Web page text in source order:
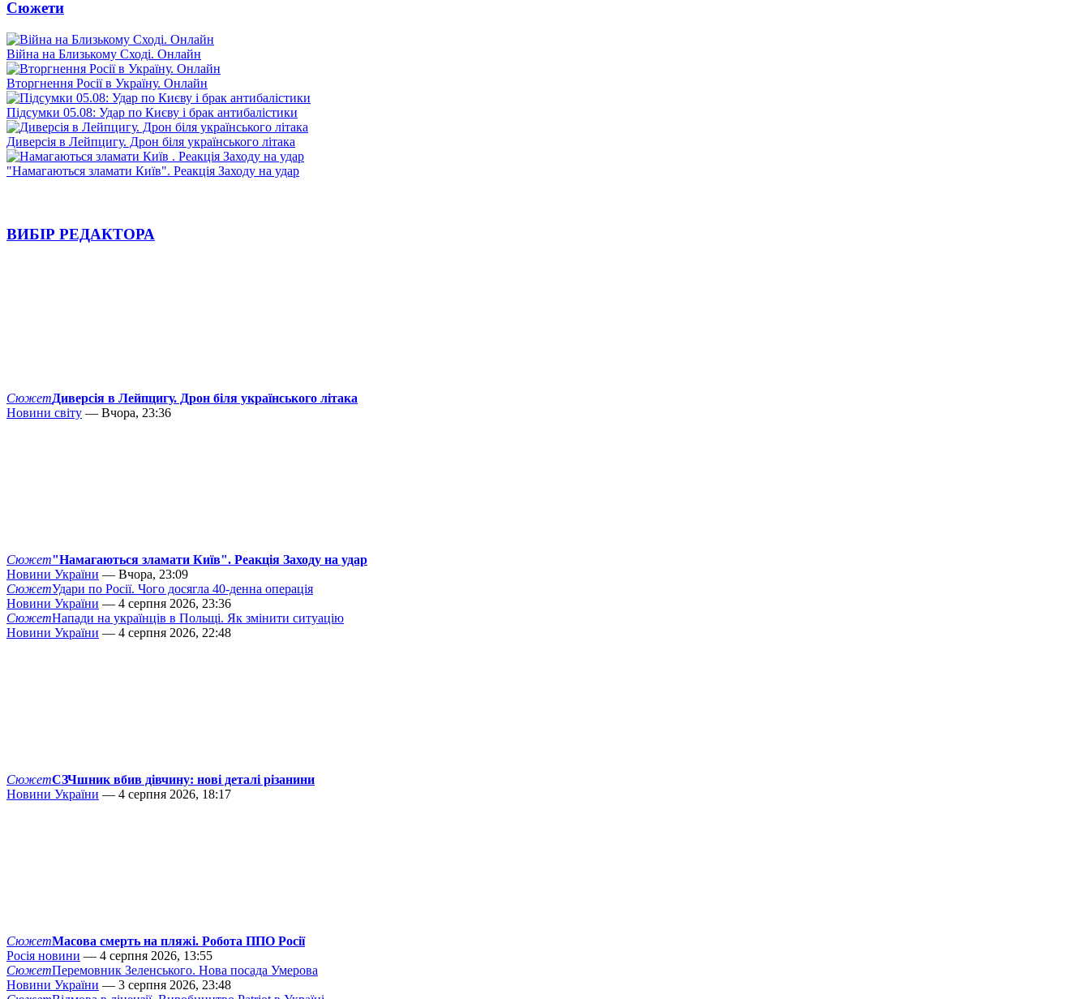
Сюжети
Війна на Близькому Сході. Онлайн
Вторгнення Росії в Україну. Онлайн
Підсумки 05.08: Удар по Києву і брак антибалістики
Диверсія в Лейпцигу. Дрон біля українського літака
"Намагаються зламати Київ". Реакція Заходу на удар
ВИБІР РЕДАКТОРА
СюжетДиверсія в Лейпцигу. Дрон біля українського літака
Новини світу — Вчора, 23:36
Сюжет"Намагаються зламати Київ". Реакція Заходу на удар
Новини України — Вчора, 23:09
СюжетУдари по Росії. Чого досягла 40-денна операція
Новини України — 4 серпня 2026, 23:36
СюжетНапади на українців в Польщі. Як змінити ситуацію
Новини України — 4 серпня 2026, 22:48
СюжетСЗЧшник вбив дівчину: нові деталі різанини
Новини України — 4 серпня 2026, 18:17
СюжетМасова смерть на пляжі. Робота ППО Росії
Росія новини — 4 серпня 2026, 13:55
СюжетПеремовник Зеленського. Нова посада Умерова
Новини України — 3 серпня 2026, 23:48